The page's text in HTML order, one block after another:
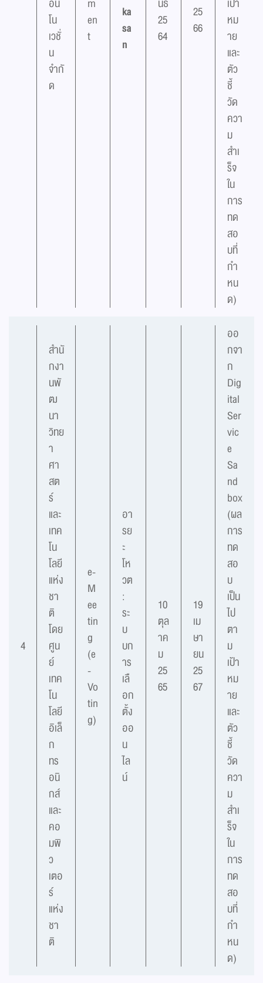
อิน
โน
เวชั่
น
จำกั
ด
m
en
t
ka
sa
n
นธ์
25
64
25
66
เป้า
หม
าย
และ
ตัว
ชี้
วัด
ควา
ม
สำเ
ร็จ
ใน
การ
ทด
สอ
บที่
กำ
หน
ด)
4
สำนั
กงา
นพั
ฒ
นา
วิทย
า
ศา
สต
ร์
และ
เทค
โน
โลยี
แห่ง
ชา
ติ
โดย
ศูน
ย์
เทค
โน
โลยี
อิเล็
ก
ทร
อนิ
กส์
และ
คอ
มพิ
ว
เตอ
ร์
แห่ง
ชา
ติ
e-
M
ee
tin
g
(e
-
Vo
tin
g​)
อา
รย
ะ
โห
วต
:
ระ
บ
บก
าร
เลื
อก
ตั้ง
ออ
น
ไล
น์
10
ตุล
าค
ม
25
65
19
เม
ษา
ยน
25
67
ออ
กจา
ก
Dig
ital
Ser
vic
e
Sa
nd
box
(ผล
การ
ทด
สอ
บ
เป็น
ไป
ตา
ม
เป้า
หม
าย
และ
ตัว
ชี้
วัด
ควา
ม
สำเ
ร็จ
ใน
การ
ทด
สอ
บที่
กำ
หน
ด)